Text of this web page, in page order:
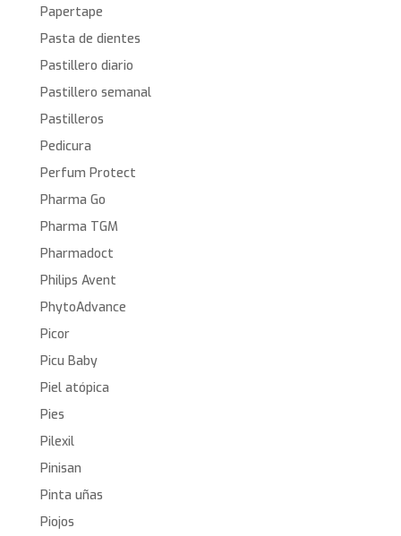
Papertape
Pasta de dientes
Pastillero diario
Pastillero semanal
Pastilleros
Pedicura
Perfum Protect
Pharma Go
Pharma TGM
Pharmadoct
Philips Avent
PhytoAdvance
Picor
Picu Baby
Piel atópica
Pies
Pilexil
Pinisan
Pinta uñas
Piojos